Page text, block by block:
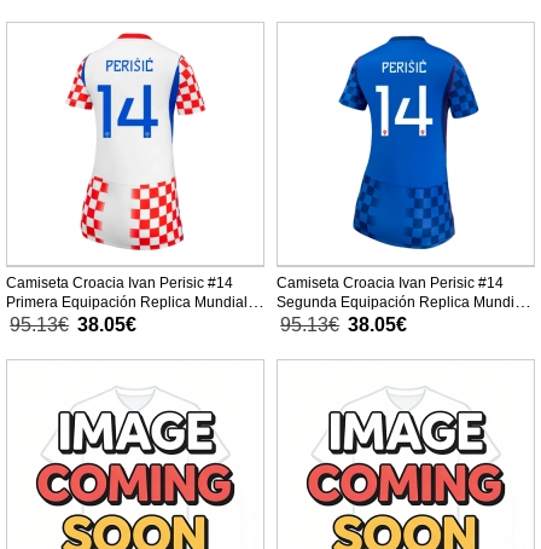
Camiseta Croacia Ivan Perisic #14
Primera Equipación Replica Mundial
2026 para mujer mangas cortas
95.13€ 38.05€
Camiseta Croacia Ivan Perisic #14
Segunda Equipación Replica Mundial
2026 para mujer mangas cortas
95.13€ 38.05€